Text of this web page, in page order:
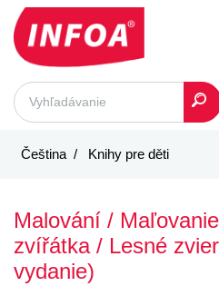
Čeština Knihy pre děti
Malování /
zvířátka / Lesné
vydanie)